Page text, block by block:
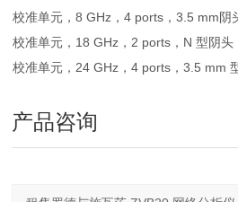
校准单元，8 GHz ，4 ports ，3.5 mm阴
校准单元， 18 GHz ， 2 ports ， N型阴头
校准单元， 24 GHz ，4 ports ，3.5 mm
产品咨询